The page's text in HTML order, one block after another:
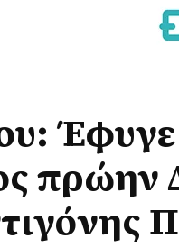
Έφυγε
πρώην